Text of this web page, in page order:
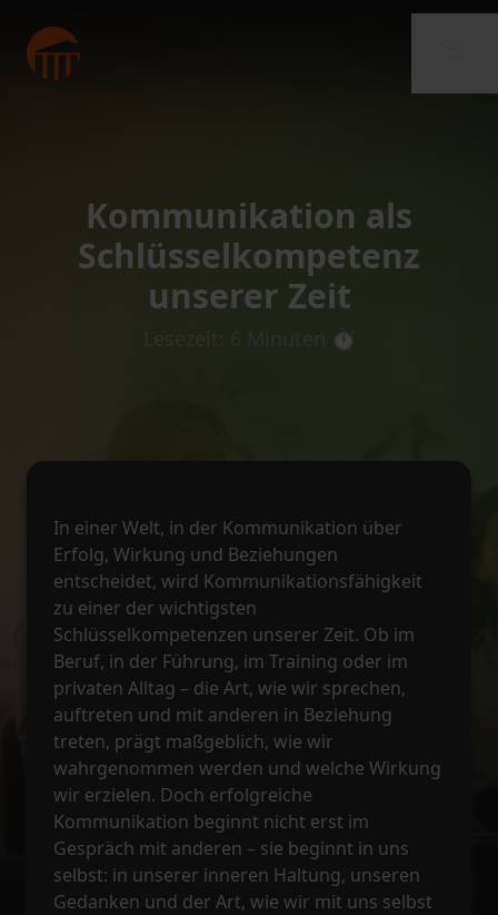
Kommunikation als
Schlüsselkompetenz
unserer Zeit
Lesezeit: 6 Minuten ⏱️
In einer Welt, in der Kommunikation über
Erfolg, Wirkung und Beziehungen
entscheidet, wird Kommunikationsfähigkeit
zu einer der wichtigsten
Schlüsselkompetenzen unserer Zeit. Ob im
Beruf, in der Führung, im Training oder im
privaten Alltag – die Art, wie wir sprechen,
auftreten und mit anderen in Beziehung
treten, prägt maßgeblich, wie wir
wahrgenommen werden und welche Wirkung
wir erzielen. Doch erfolgreiche
Kommunikation beginnt nicht erst im
Gespräch mit anderen – sie beginnt in uns
selbst: in unserer inneren Haltung, unseren
Gedanken und der Art, wie wir mit uns selbst